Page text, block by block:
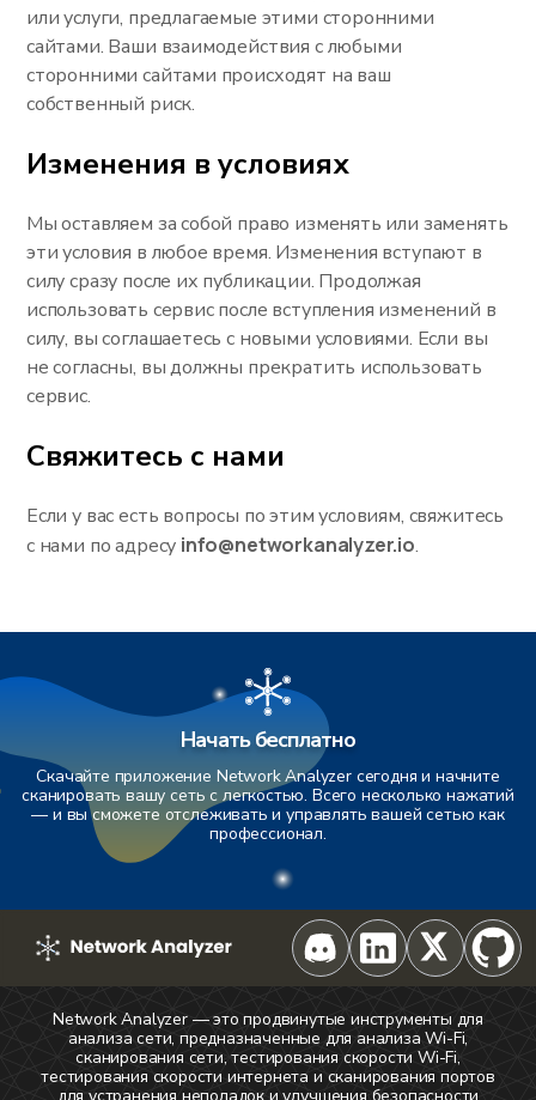
или услуги, предлагаемые этими сторонними
сайтами. Ваши взаимодействия с любыми
сторонними сайтами происходят на ваш
собственный риск.
Изменения в условиях
Мы оставляем за собой право изменять или заменять
эти условия в любое время. Изменения вступают в
силу сразу после их публикации. Продолжая
использовать сервис после вступления изменений в
силу, вы соглашаетесь с новыми условиями. Если вы
не согласны, вы должны прекратить использовать
сервис.
Свяжитесь с нами
Если у вас есть вопросы по этим условиям, свяжитесь
с нами по адресу info@networkanalyzer.io.
Начать бесплатно
Скачайте приложение Network Analyzer сегодня и начните
сканировать вашу сеть с легкостью. Всего несколько нажатий
— и вы сможете отслеживать и управлять вашей сетью как
профессионал.
Network Analyzer — это продвинутые инструменты для
анализа сети, предназначенные для анализа Wi-Fi,
сканирования сети, тестирования скорости Wi-Fi,
тестирования скорости интернета и сканирования портов